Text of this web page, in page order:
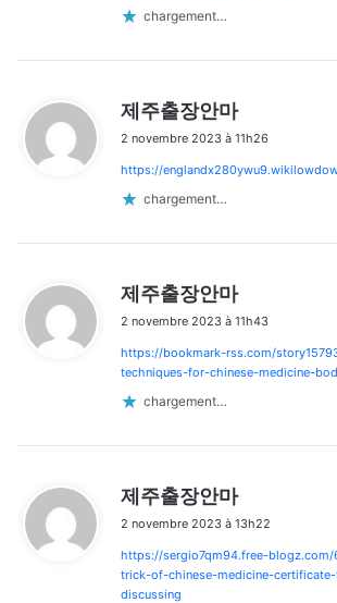
chargement…
제주출장안마
t
2 novembre 2023 à 11h26
https://
chargement…
제주출장안마
t
:
2 novembre 2023 à 11h43
https://bookmark-rss.com/
techniques-for-chinese-medicine-
chargement…
제주출장안마
t
:
2 novembre 2023 à 13h22
https://sergio7qm94.free-
trick-of-chinese-medicine-
discussing